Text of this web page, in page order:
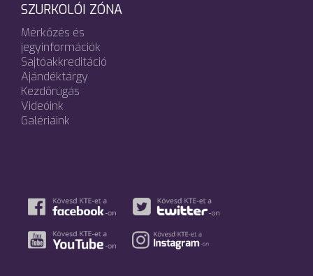
SZURKOLÓI ZÓNA
Mérkőzés és
jegyinformációk
Sajtóakkreditáció
Ajándéktárgy
Kezdőrúgás
Videóink
Galériáink